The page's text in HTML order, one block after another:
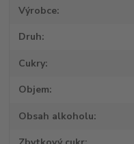
Výrobce
Druh
Cukry
Objem
Obsah alkoholu